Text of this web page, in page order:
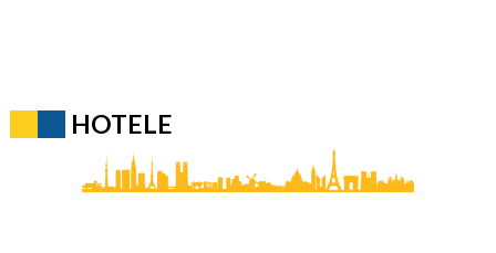
HOTELE